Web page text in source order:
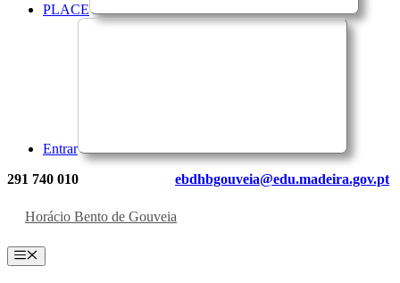
PLACE
Entrar
291 740 010 ebdhbgouveia@edu.madeira.gov.pt
Horácio Bento de Gouveia
Menu